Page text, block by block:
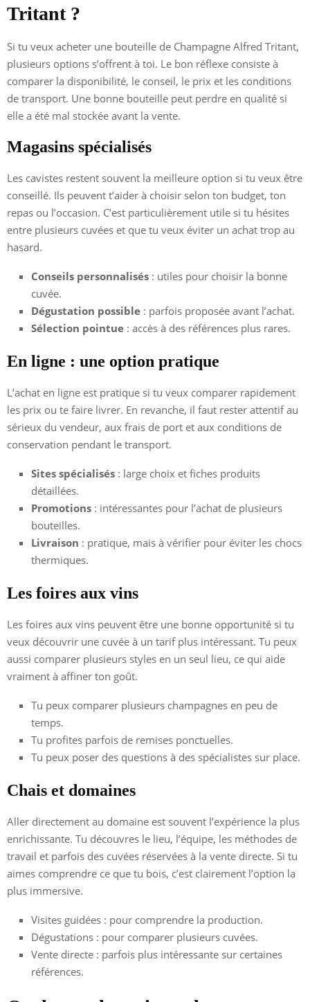
Tritant ?
Si tu veux acheter une bouteille de Champagne Alfred Tritant,
plusieurs options s’offrent à toi. Le bon réflexe consiste à
comparer la disponibilité, le conseil, le prix et les conditions
de transport. Une bonne bouteille peut perdre en qualité si
elle a été mal stockée avant la vente.
Magasins spécialisés
Les cavistes restent souvent la meilleure option si tu veux être
conseillé. Ils peuvent t’aider à choisir selon ton budget, ton
repas ou l’occasion. C’est particulièrement utile si tu hésites
entre plusieurs cuvées et que tu veux éviter un achat trop au
hasard.
Conseils personnalisés : utiles pour choisir la bonne
cuvée.
Dégustation possible : parfois proposée avant l’achat.
Sélection pointue : accès à des références plus rares.
En ligne : une option pratique
L’achat en ligne est pratique si tu veux comparer rapidement
les prix ou te faire livrer. En revanche, il faut rester attentif au
sérieux du vendeur, aux frais de port et aux conditions de
conservation pendant le transport.
Sites spécialisés : large choix et fiches produits
détaillées.
Promotions : intéressantes pour l’achat de plusieurs
bouteilles.
Livraison : pratique, mais à vérifier pour éviter les chocs
thermiques.
Les foires aux vins
Les foires aux vins peuvent être une bonne opportunité si tu
veux découvrir une cuvée à un tarif plus intéressant. Tu peux
aussi comparer plusieurs styles en un seul lieu, ce qui aide
vraiment à affiner ton goût.
Tu peux comparer plusieurs champagnes en peu de
temps.
Tu profites parfois de remises ponctuelles.
Tu peux poser des questions à des spécialistes sur place.
Chais et domaines
Aller directement au domaine est souvent l’expérience la plus
enrichissante. Tu découvres le lieu, l’équipe, les méthodes de
travail et parfois des cuvées réservées à la vente directe. Si tu
aimes comprendre ce que tu bois, c’est clairement l’option la
plus immersive.
Visites guidées : pour comprendre la production.
Dégustations : pour comparer plusieurs cuvées.
Vente directe : parfois plus intéressante sur certaines
références.